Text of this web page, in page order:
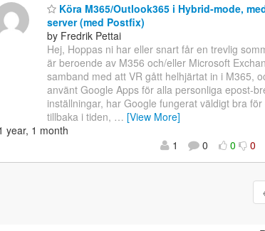
Köra M365/Outlook365 i Hybrid-mode,
server (med Postfix)
by Fredrik Pettai
Hej, Hoppas ni har eller snart får en trevlig
är beroende av M356 och/eller Microsoft
samband med att VR gått helhjärtat in i M365,
använt Google Apps för alla personliga epost-
inställningar, har Google fungerat väldigt bra
tillbaka i tiden, … [View More]
year, 1 month
1
0 0 0